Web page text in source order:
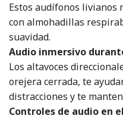
Estos audífonos livianos
con almohadillas
suavidad.
Audio inmersivo
Los altavoces
orejera cerrada, te
distracciones y te
Controles de audio en